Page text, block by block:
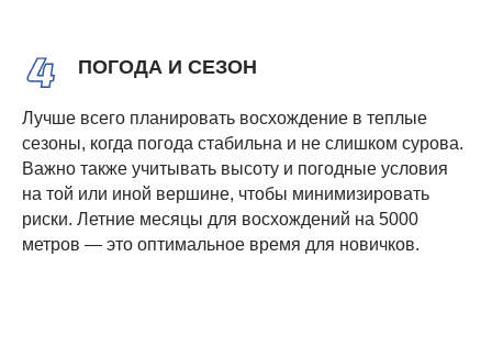
ПОГОДА И СЕЗОН
Лучше всего планировать восхождение в теплые
сезоны, когда погода стабильна и не слишком сурова.
Важно также учитывать высоту и погодные условия
на той или иной вершине, чтобы минимизировать
риски. Летние месяцы для восхождений на 5000
метров — это оптимальное время для новичков.